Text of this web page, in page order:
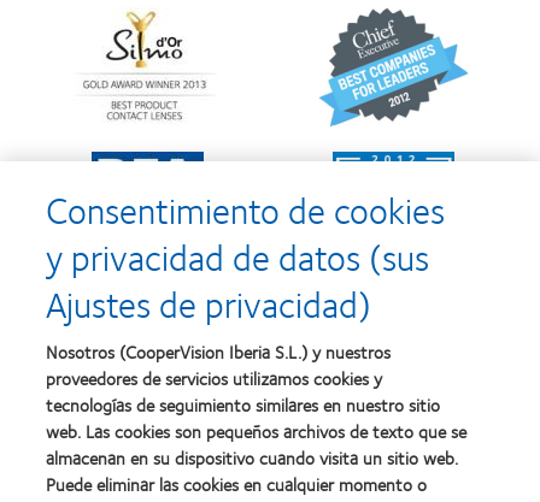
about
Premio
Silmo
mejor
con
MyDay™
Learn
more
about
2012
y
2010:
Mejor
empresa
el
desarrollo
del
liderazgo
Learn
about
2011:
Premios
a
mejor
(2011)
Learn
about
2011:
Premio
a
salud
Learn
about
2012:
Premio
Manufacturing
Leadership
100
(ML
Learn
more
about
2012
Premio
internacional
REBRAND
100®
(2012)
Learn
more
about
Consentimiento de cookies
y privacidad de datos (sus
Ajustes de privacidad)
Nosotros (CooperVision Iberia S.L.) y nuestros
proveedores de servicios utilizamos cookies y
tecnologías de seguimiento similares en nuestro sitio
web. Las cookies son pequeños archivos de texto que se
almacenan en su dispositivo cuando visita un sitio web.
Puede eliminar las cookies en cualquier momento o